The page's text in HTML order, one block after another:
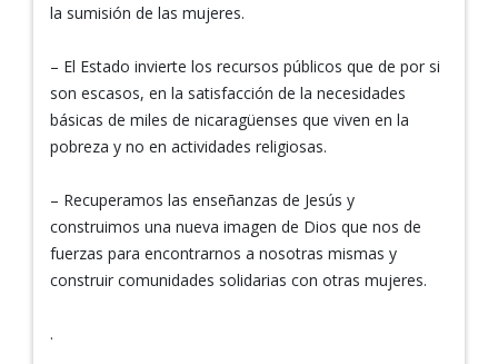
la sumisión de las mujeres.
– El Estado invierte los recursos públicos que de por si
son escasos, en la satisfacción de la necesidades
básicas de miles de nicaragüenses que viven en la
pobreza y no en actividades religiosas.
– Recuperamos las enseñanzas de Jesús y
construimos una nueva imagen de Dios que nos de
fuerzas para encontrarnos a nosotras mismas y
construir comunidades solidarias con otras mujeres.
.